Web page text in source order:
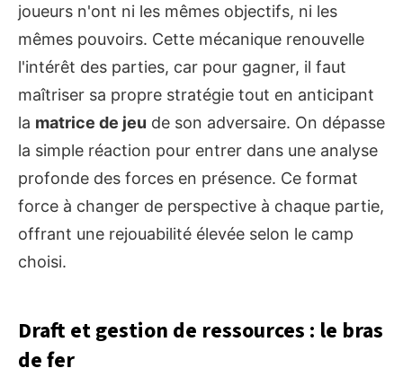
joueurs n'ont ni les mêmes objectifs, ni les
mêmes pouvoirs. Cette mécanique renouvelle
l'intérêt des parties, car pour gagner, il faut
maîtriser sa propre stratégie tout en anticipant
la matrice de jeu de son adversaire. On dépasse
la simple réaction pour entrer dans une analyse
profonde des forces en présence. Ce format
force à changer de perspective à chaque partie,
offrant une rejouabilité élevée selon le camp
choisi.
Draft et gestion de ressources : le bras
de fer